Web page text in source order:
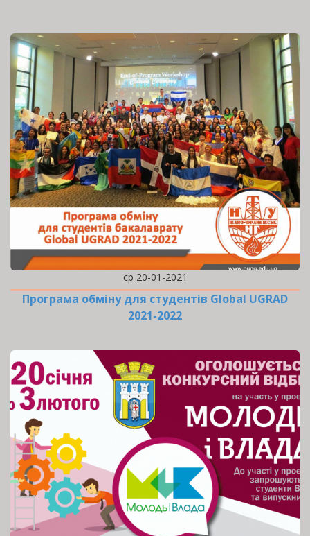
ср 20-01-2021
Програма обміну для студентів Global UGRAD
2021-2022